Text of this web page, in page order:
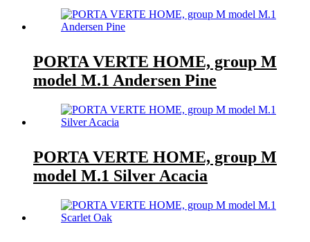
PORTA VERTE HOME, group M
model M.1 Andersen Pine
PORTA VERTE HOME, group M
model M.1 Silver Acacia